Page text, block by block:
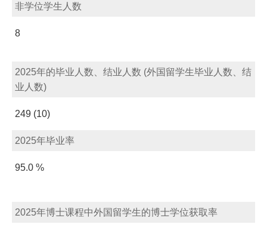
非学位学生人数
8
2025年的毕业人数、结业人数 (外国留学生毕业人数、结
业人数)
249 (10)
2025年毕业率
95.0 %
2025年博士课程中外国留学生的博士学位获取率